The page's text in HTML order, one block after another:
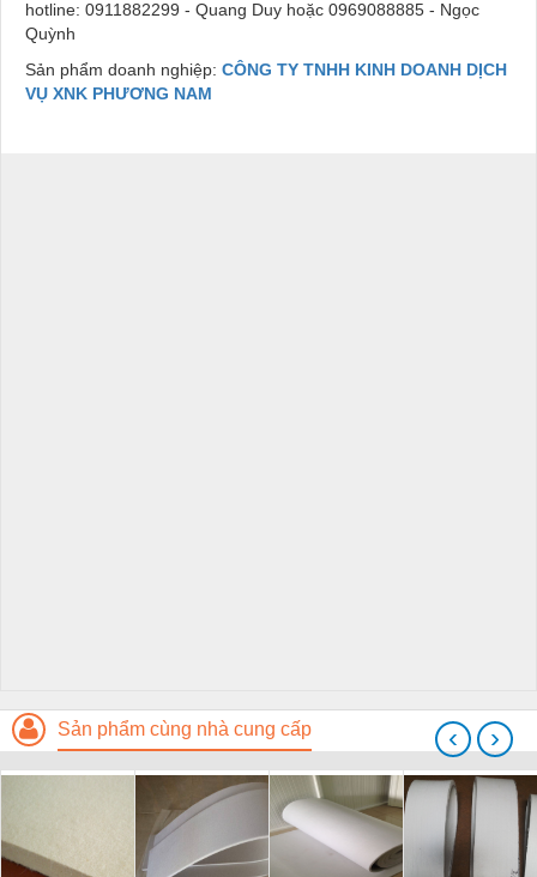
hotline: 0911882299 - Quang Duy hoặc 0969088885 - Ngọc
Quỳnh
Sản phẩm doanh nghiệp: CÔNG TY TNHH KINH DOANH DỊCH
VỤ XNK PHƯƠNG NAM
Sản phẩm cùng nhà cung cấp ‹ ›